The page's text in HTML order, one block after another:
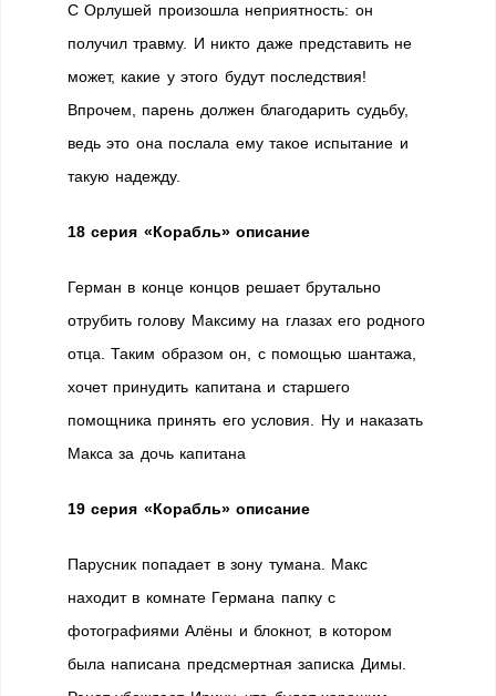
С Орлушей произошла неприятность: он
получил травму. И никто даже представить не
может, какие у этого будут последствия!
Впрочем, парень должен благодарить судьбу,
ведь это она послала ему такое испытание и
такую надежду.
18 серия «Корабль» описание
Герман в конце концов решает брутально
отрубить голову Максиму на глазах его родного
отца. Таким образом он, с помощью шантажа,
хочет принудить капитана и старшего
помощника принять его условия. Ну и наказать
Макса за дочь капитана
19 серия «Корабль» описание
Парусник попадает в зону тумана. Макс
находит в комнате Германа папку с
фотографиями Алёны и блокнот, в котором
была написана предсмертная записка Димы.